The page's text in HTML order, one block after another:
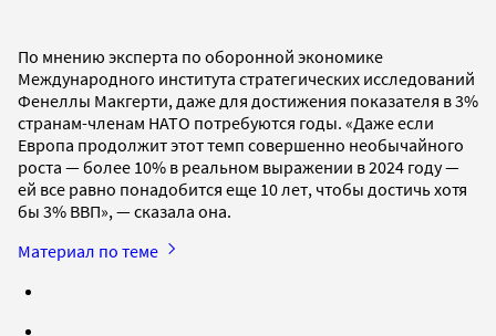
По мнению эксперта по оборонной экономике
Международного института стратегических исследований
Фенеллы Макгерти, даже для достижения показателя в 3%
странам-членам НАТО потребуются годы. «Даже если
Европа продолжит этот темп совершенно необычайного
роста — более 10% в реальном выражении в 2024 году —
ей все равно понадобится еще 10 лет, чтобы достичь хотя
бы 3% ВВП», — сказала она.
Материал по теме